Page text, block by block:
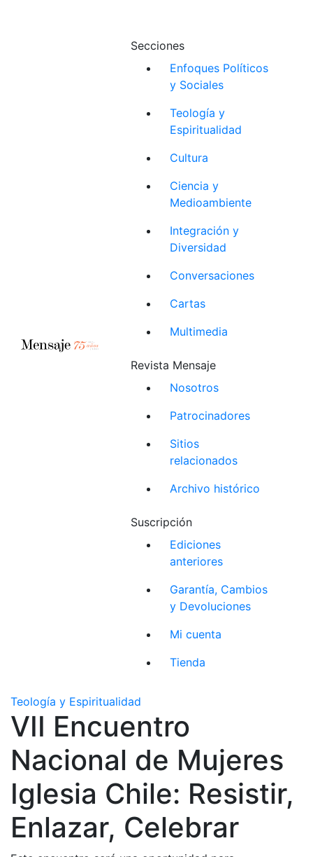
Secciones
Enfoques Políticos
y Sociales
Teología y
Espiritualidad
Cultura
Ciencia y
Medioambiente
Integración y
Diversidad
Conversaciones
Cartas
Multimedia
Revista Mensaje
Nosotros
Patrocinadores
Sitios
relacionados
Archivo histórico
Suscripción
Ediciones
anteriores
Garantía, Cambios
y Devoluciones
Mi cuenta
Tienda
Teología y Espiritualidad
VII Encuentro
Nacional de Mujeres
Iglesia Chile: Resistir,
Enlazar, Celebrar